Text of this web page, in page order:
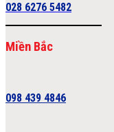
028 6276 5482
Miền Bắc
098 439 4846